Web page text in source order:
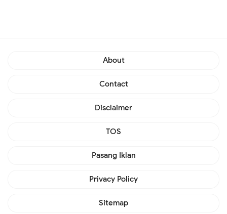
About
Contact
Disclaimer
TOS
Pasang Iklan
Privacy Policy
Sitemap